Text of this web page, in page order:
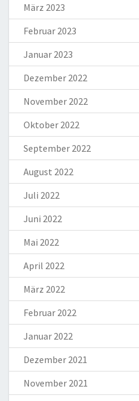
März 2023
Februar 2023
Januar 2023
Dezember 2022
November 2022
Oktober 2022
September 2022
August 2022
Juli 2022
Juni 2022
Mai 2022
April 2022
März 2022
Februar 2022
Januar 2022
Dezember 2021
November 2021